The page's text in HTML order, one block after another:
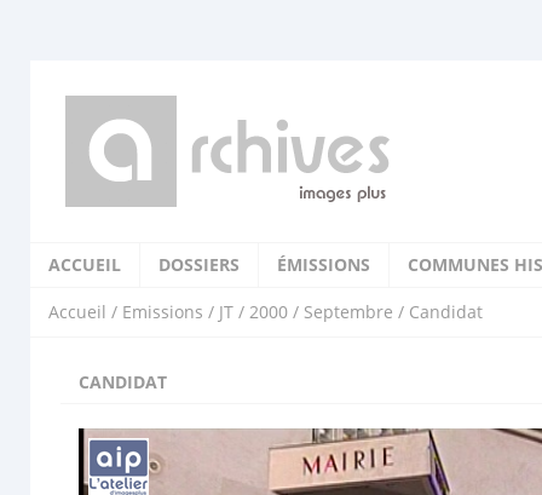
ACCUEIL DOSSIERS ÉMISSIONS COMMUNES
Accueil / Emissions / JT / 2000 / Septembre / Candidat
CANDIDAT